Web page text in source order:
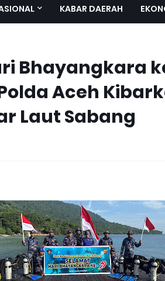
KABAR DAERAH
Bhayangkara
Aceh
Laut Sabang